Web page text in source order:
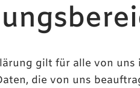
gilt für alle von
die von uns